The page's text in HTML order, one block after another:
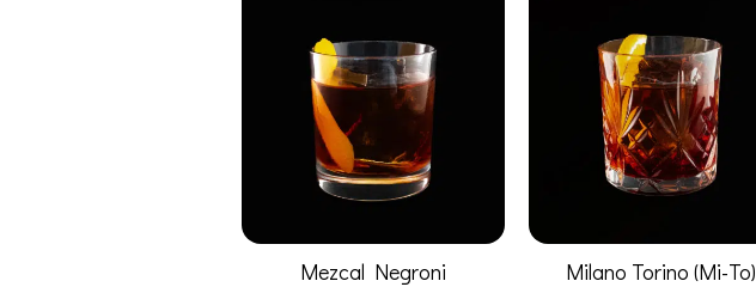
Mezcal Negroni Milano Torino (Mi-To)